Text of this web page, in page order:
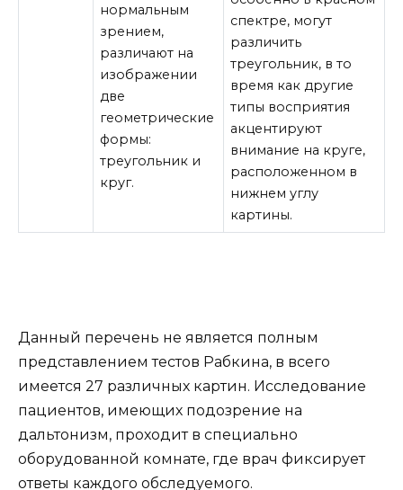
нормальным
зрением,
различают на
изображении
две
геометрические
формы:
треугольник и
круг.
спектре, могут
различить
треугольник, в то
время как другие
типы восприятия
акцентируют
внимание на круге,
расположенном в
нижнем углу
картины.
Данный перечень не является полным
представлением тестов Рабкина, в всего
имеется 27 различных картин. Исследование
пациентов, имеющих подозрение на
дальтонизм, проходит в специально
оборудованной комнате, где врач фиксирует
ответы каждого обследуемого.